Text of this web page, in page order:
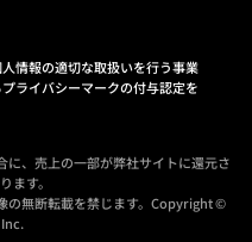
情報の適切な取扱いを行う事業
ライバシーマークの付与認定を
、売上の一部が弊社サイトに還元さ
ます。
の無断転載を禁じます。Copyright ©
Inc.